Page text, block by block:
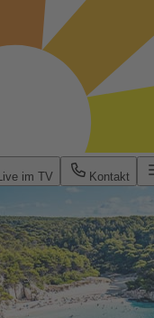
Live im TV Kontakt